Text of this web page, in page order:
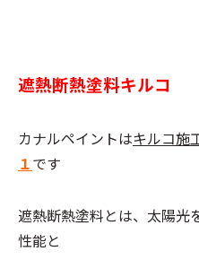
遮熱断熱塗料キルコ
カナルペイントはキルコ施
１です
遮熱断熱塗料とは、太陽光
性能と